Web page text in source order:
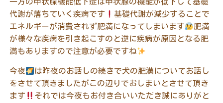
代謝が落ちていく疾病です
基礎代謝が減少することで
エネルギーが消費されず肥満になってしまいます
肥満
が様々な疾病を引き起こすのと逆に疾病が原因となる肥
満もありますので注意が必要ですね
今夜
は昨夜のお話しの続きで犬の肥満についてお話し
をさせて頂きましたがこの辺りでおしまいとさせて頂き
ます
それでは今夜もお付き合いいただき誠にありがと